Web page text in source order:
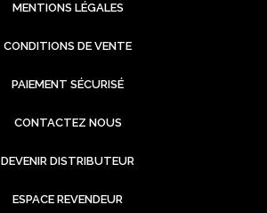
MENTIONS LÉGALES
CONDITIONS DE VENTE
PAIEMENT SÉCURISÉ
CONTACTEZ NOUS
DEVENIR DISTRIBUTEUR
ESPACE REVENDEUR